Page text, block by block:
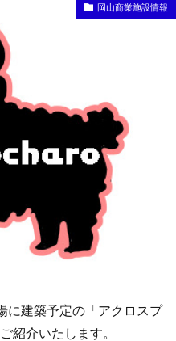
岡山商業施設情報
に建築予定の「アクロスプ
紹介いたします。